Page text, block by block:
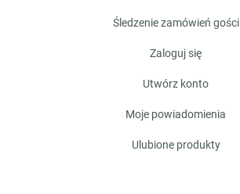
śledzenie zamówień gości
zaloguj się
utwórz konto
moje powiadomienia
ulubione produkty